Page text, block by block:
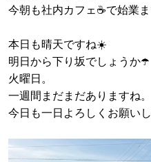
今朝も社内カフェ☕️で始業
本日も晴天ですね☀️
明日から下り坂でしょうか☂️
火曜日。
一週間まだまだありますね。
今日も一日よろしくお願い